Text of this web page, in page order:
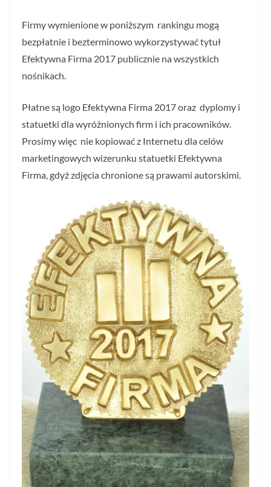
Firmy wymienione w poniższym rankingu mogą
bezpłatnie i bezterminowo wykorzystywać tytuł
Efektywna Firma 2017 publicznie na wszystkich
nośnikach.
Płatne są logo Efektywna Firma 2017 oraz dyplomy i
statuetki dla wyróżnionych firm i ich pracowników.
Prosimy więc nie kopiować z Internetu dla celów
marketingowych wizerunku statuetki Efektywna
Firma, gdyż zdjęcia chronione są prawami autorskimi.